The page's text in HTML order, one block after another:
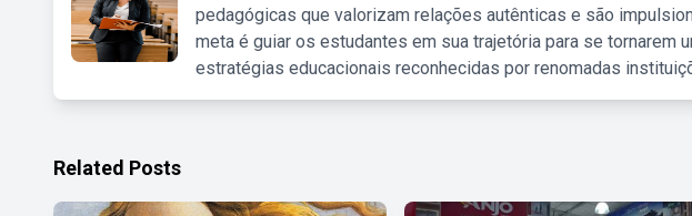
pedagógicas que valorizam relações autênticas e são
meta é guiar os estudantes em sua trajetória para se tornarem
estratégias educacionais reconhecidas por renomadas
Related Posts